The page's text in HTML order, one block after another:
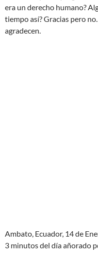
era un derecho humano?
tiempo así? Gracias pero
agradecen.
Ambato, Ecuador, 14 de
3 minutos del día añorado